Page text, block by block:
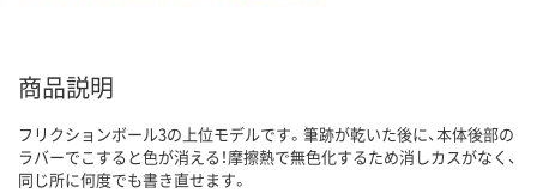
商品説明
フリクションボール3の上位モデルです。筆跡が乾いた後に、本体後部の
ラバーでこすると色が消える！摩擦熱で無色化するため消しカスがなく、
同じ所に何度でも書き直せます。